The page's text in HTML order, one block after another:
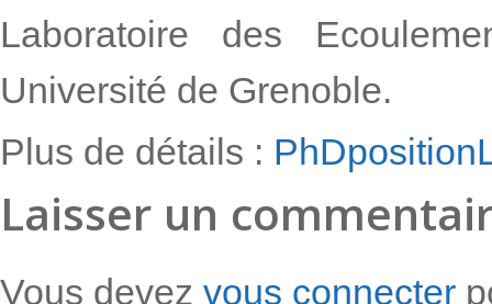
Laboratoire des
Université de Grenoble.
Plus de détails :
Laisser un
Vous devez vous connecter